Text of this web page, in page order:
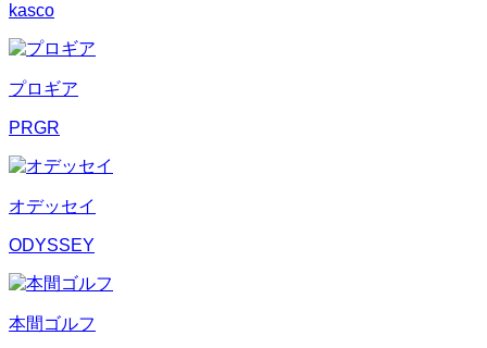
kasco
プロギア
PRGR
オデッセイ
ODYSSEY
本間ゴルフ